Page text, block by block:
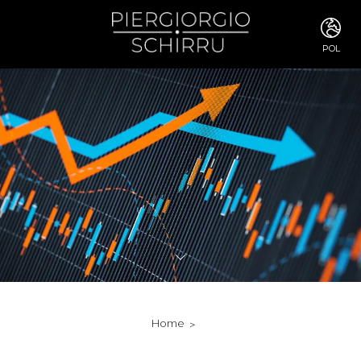
POL
ITA
JPN
SVE
POR
ARA
DUT
KOR
Home